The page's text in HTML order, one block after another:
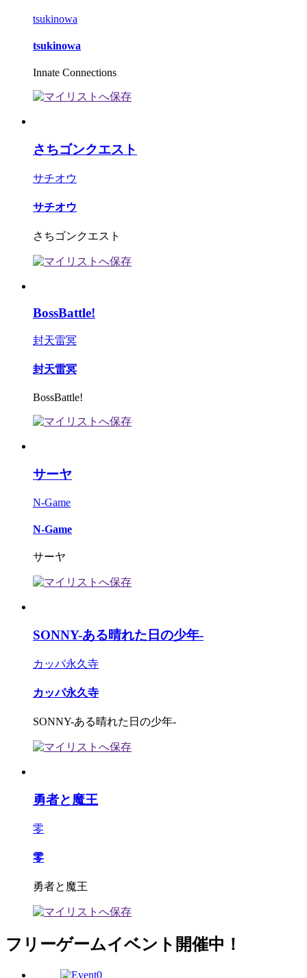
tsukinowa
tsukinowa
Innate Connections
さちゴンクエスト
サチオウ
サチオウ
さちゴンクエスト
BossBattle!
封天雷冥
封天雷冥
BossBattle!
サーヤ
N-Game
N-Game
サーヤ
SONNY-ある晴れた日の少年-
カッパ永久寺
カッパ永久寺
SONNY-ある晴れた日の少年-
勇者と魔王
零
零
勇者と魔王
フリーゲームイベント開催中！